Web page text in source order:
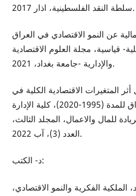
سلطة النقد الفلسطينية، اذار 2017.
عن النمو الاقتصادي في العراق
تحليلية- قياسية، مجلة العلوم الاقتصادية
والإدارية -جامعة بغداد، 2021.
المتغيرات الاقتصادية الكلية في
تحقيق النمو الاقتصادي في العراق للمدة (1995-2020)، كلية الإدارة
للمال والاعمال، المجلد الثالث،
العدد (3)، آب 2022.
د‌- الكتب:
الفكرية والنمو الاقتصادي،